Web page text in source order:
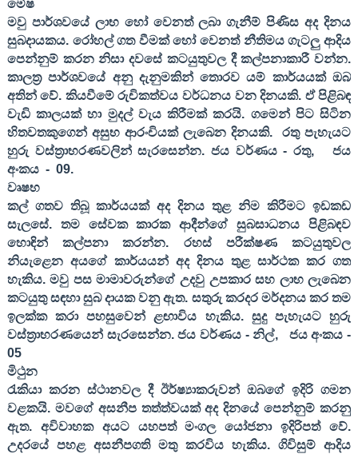
මේෂ
මවු පාර්ශවයේ ලාභ හෝ වෙනත් ලබා ගැනීම් පිණිස අද දිනය
සුබදායකය. රෝහල් ගත වීමක් හෝ වෙනත් නීතිමය ගැටලු ආදිය
පෙන්නුම් කරන නිසා දවසේ කටයුතුවල දී කල්පනාකාරී වන්න.
කාලත්‍ර පාර්ශවයේ අනු දැනුමකින් තොරව යම් කාර්යයක් ඔබ
අතින් වේ. කියවීමේ රුචිකත්වය වර්ධනය වන දිනයකි. ඒ පිළිබඳ
වැඩි කාලයක් හා මුදල් වැය කිරීමක් කරයි. ගමෙන් පිට සිටින
හිතවතකුගෙන් අසුභ ආරංචියක් ලැබෙන දිනයකි.
රතු පැහැයට
හුරු වස්ත්‍රාභරණවලින් සැරසෙන්න. ජය වර්ණය - රතු,
ජය
අංකය - 09.
වෘෂභ
කල් ගතව තිබූ කාර්යයක් අද දිනය තුළ නිම කිරීමට ඉඩකඩ
සැලසේ. තම සේවක කාරක ආදීන්ගේ සුබසාධනය පිළිබඳව
හොඳින් කල්පනා කරන්න. රහස් පරීක්ෂණ කටයුතුවල
නියැළෙන අයගේ කාර්යයන් අද දිනය තුළ සාර්ථක කර ගත
හැකිය. මවු පස මාමාවරුන්ගේ උදවු උපකාර සහ ලාභ ලැබෙන
කටයුතු සඳහා සුබ දායක වනු ඇත. සතුරු කරදර මර්දනය කර තම
ඉලක්ක කරා පහසුවෙන් ළඟාවිය හැකිය. සුදු පැහැයට හුරු
වස්ත්‍රාභරණයෙන් සැරසෙන්න. ජය වර්ණය - නිල්,
ජය අංකය -
05
මිථුන
රැකියා කරන ස්ථානවල දී ඊර්ෂ්‍යාකරුවන් ඔබගේ ඉදිරි ගමන
වළක‍යි. මවගේ අසනීප තත්ත්වයක් අද දිනයේ පෙන්නුම් කරනු
ඇත. අවිවාහක අයට යහපත් මංගල යෝජනා ඉදිරිපත් වේ.
උදරයේ පහළ අසනීපගති මතු කරවිය හැකිය. ගිවිසුම් ආදිය